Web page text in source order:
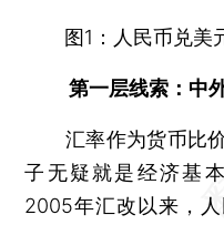
图1：人民币兑美
第一层线索：中
汇率作为货币比价
子无疑就是经济基
2005年汇改以来，